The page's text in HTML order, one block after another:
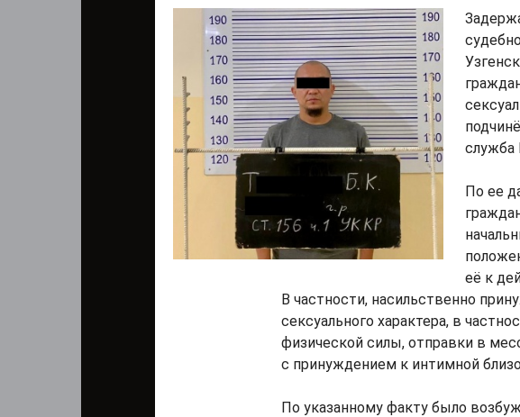
служба
По ее
её к
В частности, насильственно
сексуального характера, в
физической силы, отправки в
с принуждением к интимной
По указанному факту было